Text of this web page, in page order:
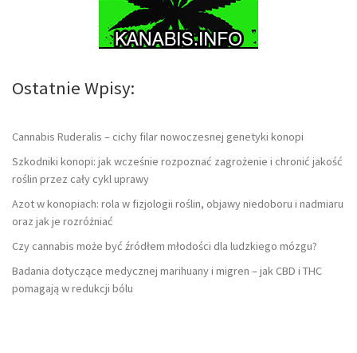
Ostatnie Wpisy:
Cannabis Ruderalis – cichy filar nowoczesnej genetyki konopi
Szkodniki konopi: jak wcześnie rozpoznać zagrożenie i chronić jakość
roślin przez cały cykl uprawy
Azot w konopiach: rola w fizjologii roślin, objawy niedoboru i nadmiaru
oraz jak je rozróżniać
Czy cannabis może być źródłem młodości dla ludzkiego mózgu?
Badania dotyczące medycznej marihuany i migren – jak CBD i THC
pomagają w redukcji bólu